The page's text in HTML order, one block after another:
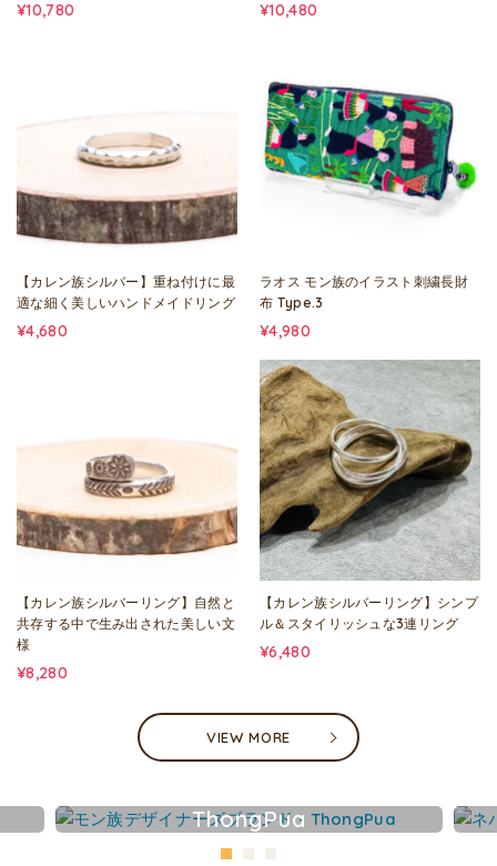
¥10,780 ¥10,480
【カレン族シルバー】重ね付けに最
適な細く美しいハンドメイドリング
¥4,680
ラオス モン族のイラスト刺繍長財
布 Type.3
¥4,980
【カレン族シルバーリング】自然と
共存する中で生み出された美しい文
様
¥8,280
【カレン族シルバーリング】シンプ
ル＆スタイリッシュな3連リング
¥6,480
VIEW MORE
ThongPua